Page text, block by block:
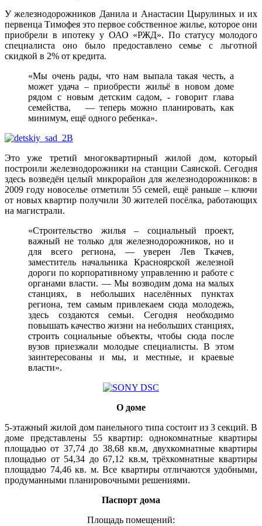
У железнодорожников Данила и Анастасии Цырулиных и их
первенца Тимофея это первое собственное жилье, которое они
приобрели в ипотеку у ОАО «РЖД». По статусу молодого
специалиста оно было предоставлено семье с льготной
скидкой в 2% от кредита.
«Мы очень рады, что нам выпала такая честь, а
может удача – приобрести жильё в новом доме
рядом с новым детским садом, -­ говорит глава
семейства, ­ — теперь можно планировать, как
минимум, ещё одного ребенка».
Это уже третий многоквартирный жилой дом, который
построили железнодорожники на станции Саянской. Сегодня
здесь возведён целый микрорайон для железнодорожников: в
2009 году новоселье отметили 55 семей, ещё раньше – ключи
от новых квартир получили 30 жителей посёлка, работающих
на магистрали.
«Строительство жилья – социальный проект,
важный не только для железнодорожников, но и
для всего региона, — уверен Лев Ткачев,
заместитель начальника Красноярской железной
дороги по корпоративному управлению и работе с
органами власти. — Мы возводим дома на малых
станциях, в небольших населённых пунктах
региона, тем самым привлекаем сюда молодежь,
здесь создаются семьи. Сегодня необходимо
повышать качество жизни на небольших станциях,
строить социальные объекты, чтобы сюда после
вузов приезжали молодые специалисты. В этом
заинтересованы и мы, и местные, и краевые
власти».
О доме
5-этажный жилой дом панельного типа состоит из 3 секций. В
доме представлены 55 квартир: однокомнатные квартиры
площадью от 37,74 до 38,68 кв.м, двухкомнатные квартиры
площадью от 54,34 до 67,12 кв.м, трёхкомнатные квартиры
площадью 74,46 кв. м. Все квартиры отличаются удобными,
продуманными планировочными решениями.
Паспорт дома
Площадь помещений: